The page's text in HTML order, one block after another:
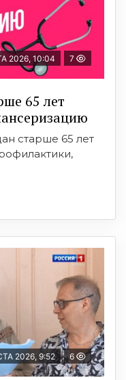
2026, 10:04 7
65 лет
старше 65 лет
2026, 9:52 6